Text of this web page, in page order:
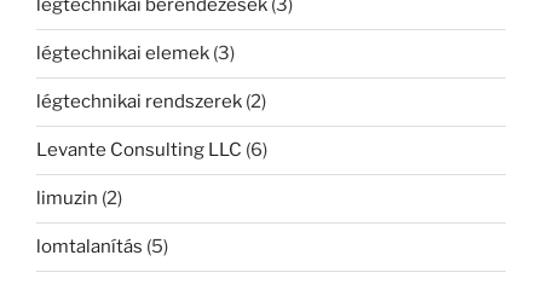
légtechnikai berendezések (3)
légtechnikai elemek (3)
légtechnikai rendszerek (2)
Levante Consulting LLC (6)
limuzin (2)
lomtalanítás (5)